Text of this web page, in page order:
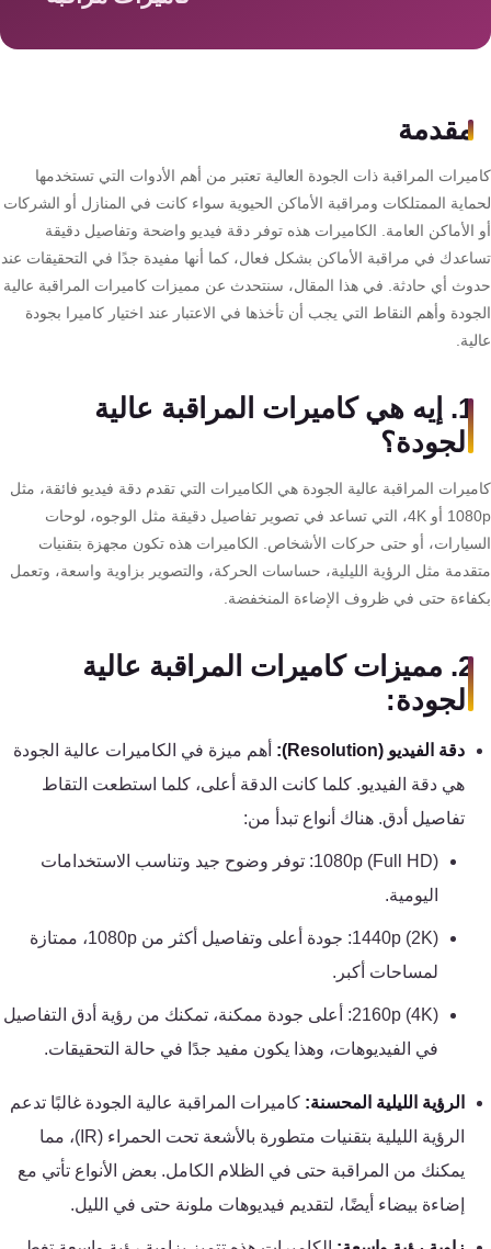
مقدمة
المراقبة ذات الجودة العالية تعتبر من أهم الأدوات التي تستخدمها
الممتلكات ومراقبة الأماكن الحيوية سواء كانت في المنازل أو الشركات
الأماكن العامة. الكاميرات هذه توفر دقة فيديو واضحة وتفاصيل دقيقة
في مراقبة الأماكن بشكل فعال، كما أنها مفيدة جدًا في التحقيقات عند
أي حادثة. في هذا المقال، سنتحدث عن مميزات كاميرات المراقبة عالية
وأهم النقاط التي يجب أن تأخذها في الاعتبار عند اختيار كاميرا بجودة
1. إيه هي كاميرات المراقبة عالية
الجودة؟
المراقبة عالية الجودة هي الكاميرات التي تقدم دقة فيديو فائقة، مثل
1080p أو 4K، التي تساعد في تصوير تفاصيل دقيقة مثل الوجوه، لوحات
أو حتى حركات الأشخاص. الكاميرات هذه تكون مجهزة بتقنيات
مثل الرؤية الليلية، حساسات الحركة، والتصوير بزاوية واسعة، وتعمل
حتى في ظروف الإضاءة المنخفضة.
2. مميزات كاميرات المراقبة عالية
الجودة:
دقة الفيديو (Resolution):
أهم ميزة في الكاميرات عالية الجودة
هي دقة الفيديو. كلما كانت الدقة أعلى، كلما استطعت التقاط
تفاصيل أدق. هناك أنواع تبدأ من:
1080p (Full HD): توفر وضوح جيد وتناسب الاستخدامات
اليومية.
1440p (2K): جودة أعلى وتفاصيل أكثر من 1080p، ممتازة
لمساحات أكبر.
2160p (4K): أعلى جودة ممكنة، تمكنك من رؤية أدق التفاصيل
في الفيديوهات، وهذا يكون مفيد جدًا في حالة التحقيقات.
الرؤية الليلية المحسنة:كاميرات المراقبة عالية الجودة غالبًا تدعم
الرؤية الليلية بتقنيات متطورة بالأشعة تحت الحمراء (IR)، مما
يمكنك من المراقبة حتى في الظلام الكامل. بعض الأنواع تأتي مع
إضاءة بيضاء أيضًا، لتقديم فيديوهات ملونة حتى في الليل.
هوم
سيستم
حلول
أمنية
للشركات
والمصانع
جهاز
الحضور
والانصراف
تقوية
شبكات
المحمول
والانترنت
انتركم
إنذار
السرقة
الحريق
أكسيس